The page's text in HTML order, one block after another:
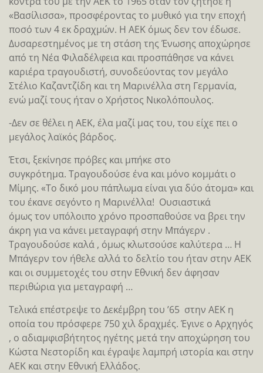
«Βασίλισσα», προσφέροντας το μυθικό για την εποχή
ποσό των 4 εκ δραχμών. Η ΑΕΚ όμως δεν τον έδωσε.
Δυσαρεστημένος με τη στάση της Ένωσης αποχώρησε
από τη Νέα Φιλαδέλφεια και προσπάθησε να κάνει
καριέρα τραγουδιστή, συνοδεύοντας τον μεγάλο
Στέλιο Καζαντζίδη και τη Μαρινέλλα στη Γερμανία,
ενώ μαζί τους ήταν ο Χρήστος Νικολόπουλος.
-Δεν σε θέλει η ΑΕΚ, έλα μαζί μας του, του είχε πει ο
μεγάλος λαϊκός βάρδος.
Έτσι, ξεκίνησε πρόβες και μπήκε στο
συγκρότημα. Τραγουδούσε ένα και μόνο κομμάτι ο
Μίμης. «Το δικό μου πάπλωμα είναι για δύο άτομα» και
του έκανε σεγόντο η Μαρινέλλα! Ουσιαστικά
όμως τον υπόλοιπο χρόνο προσπαθούσε να βρει την
άκρη για να κάνει μεταγραφή στην Μπάγερν .
Τραγουδούσε καλά , όμως κλωτσούσε καλύτερα … Η
Μπάγερν τον ήθελε αλλά το δελτίο του ήταν στην ΑΕΚ
και οι συμμετοχές του στην Εθνική δεν άφησαν
περιθώρια για μεταγραφή …
Τελικά επέστρεψε το Δεκέμβρη του ’65 στην ΑΕΚ η
οποία του πρόσφερε 750 χιλ δραχμές. Έγινε ο Αρχηγός
, ο αδιαμφισβήτητος ηγέτης μετά την αποχώρηση του
Κώστα Νεστορίδη και έγραψε λαμπρή ιστορία και στην
ΑΕΚ και στην Εθνική Ελλάδος.